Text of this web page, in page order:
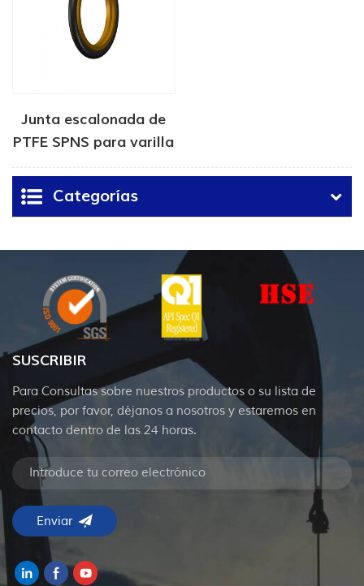
Junta escalonada de
PTFE SPNS para varilla
hidráulica
Categorías
SUSCRIBIR
Para Consultas sobre nuestros productos o su lista de
precios, por favor, déjanos a nosotros y estaremos en
contacto dentro de las 24 horas.